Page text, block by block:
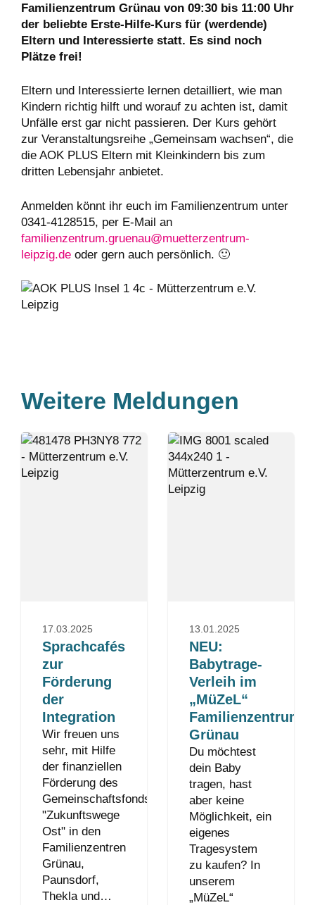
Familienzentrum Grünau von 09:30 bis 11:00 Uhr
der beliebte Erste-Hilfe-Kurs für (werdende)
Eltern und Interessierte statt. Es sind noch
Plätze frei!
Eltern und Interessierte lernen detailliert, wie man
Kindern richtig hilft und worauf zu achten ist, damit
Unfälle erst gar nicht passieren. Der Kurs gehört
zur Veranstaltungsreihe „Gemeinsam wachsen“, die
die AOK PLUS Eltern mit Kleinkindern bis zum
dritten Lebensjahr anbietet.
Anmelden könnt ihr euch im Familienzentrum unter
0341-4128515, per E-Mail an
familienzentrum.gruenau@muetterzentrum-
leipzig.de oder gern auch persönlich. 🙂
Weitere Meldungen
17.03.2025
Sprachcafés
zur
Förderung
der
Integration
Wir freuen uns
sehr, mit Hilfe
der finanziellen
Förderung des
Gemeinschaftsfonds
"Zukunftswege
Ost" in den
Familienzentren
Grünau,
Paunsdorf,
Thekla und…
13.01.2025
NEU:
Babytrage-
Verleih im
„MüZeL“
Familienzentrum
Grünau
Du möchtest
dein Baby
tragen, hast
aber keine
Möglichkeit, ein
eigenes
Tragesystem
zu kaufen? In
unserem
„MüZeL“